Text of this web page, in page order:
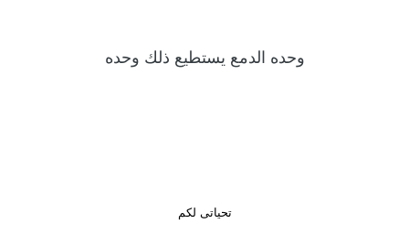
وحده الدمع يستطيع ذلك وحده
تحياتى لكم